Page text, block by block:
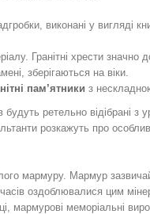
виконані у вигляді
Гранітні хрести значно
зберігаються на віки.
пам’ятники з
будуть ретельно відібрані з
розкажуть про
мармуру. Мармур
оздоблювалися цим
мармурові меморіальні